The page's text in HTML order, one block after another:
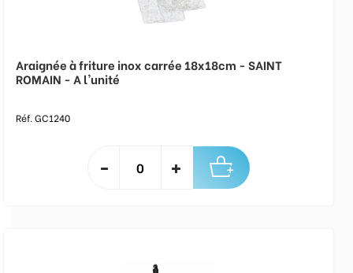
Araignée à friture inox carrée 18x18cm - SAINT
ROMAIN - A l'unité
Réf. GC1240